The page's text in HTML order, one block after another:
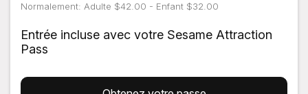
Normalement: Adulte $42.00 - Enfant $32.00
Entrée incluse avec votre Sesame Attraction
Pass